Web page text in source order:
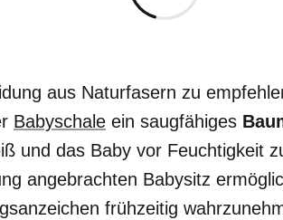
aus Naturfasern zu
Babyschale ein saugfähiges
und das Baby vor Feuchtigkeit
angebrachten Babysitz
frühzeitig